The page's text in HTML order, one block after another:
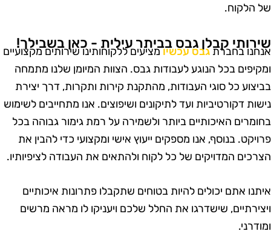
הלקוח.
קבלן גבס בביתר עילית - כאן בשבילך!
בחברתגבס עכשיומציעים ללקוחותינו שירותים מקצועיים
בכל הנוגע לעבודות גבס. הצוות המיומן שלנו מתמחה
כל סוגי העבודות, מהתקנת קירות ותקרות, דרך יצירת
דקורטיביות ועד לתיקונים ושיפוצים. אנו מתחייבים לשימוש
האיכותיים ביותר ולשמירה על רמת גימור גבוהה בכל
בנוסף, אנו מספקים ייעוץ אישי ומקצועי כדי להבין את
המדויקים של כל לקוח ולהתאים את העבודה לציפיותיו.
אתם יכולים להיות בטוחים שתקבלו פתרונות איכותיים
שישדרגו את החלל שלכם ויעניקו לו מראה מרשים